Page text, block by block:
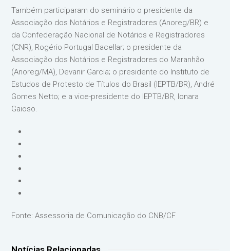
Também participaram do seminário o presidente da
Associação dos Notários e Registradores (Anoreg/BR) e
da Confederação Nacional de Notários e Registradores
(CNR), Rogério Portugal Bacellar; o presidente da
Associação dos Notários e Registradores do Maranhão
(Anoreg/MA), Devanir Garcia; o presidente do Instituto de
Estudos de Protesto de Títulos do Brasil (IEPTB/BR), André
Gomes Netto; e a vice-presidente do IEPTB/BR, Ionara
Gaioso.
Fonte: Assessoria de Comunicação do CNB/CF